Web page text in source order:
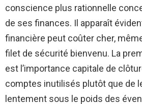
conscience plus rationnelle
de ses finances. Il apparaît
financière peut coûter cher,
filet de sécurité bienvenu. La
est l’importance capitale de
comptes inutilisés plutôt que de
lentement sous le poids des